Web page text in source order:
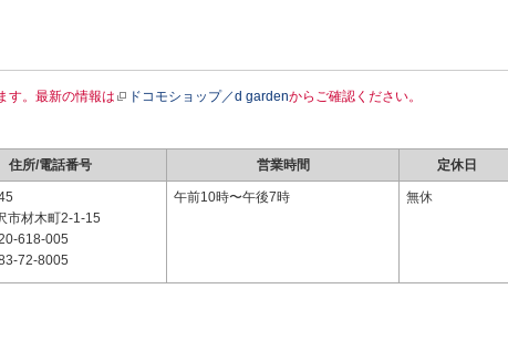
す。最新の情報は ドコモショップ／d gardenからご確認ください。
住所/電話番号 営業時間 定休日
市材木町2-1-15
618-005
72-8005
午前10時〜午後7時 無休